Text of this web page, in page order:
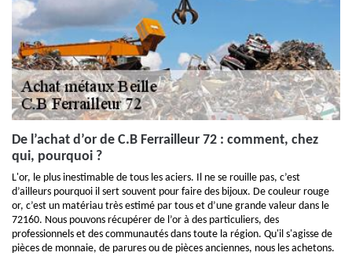
De l’achat d’or de C.B Ferrailleur 72 : comment, chez
qui, pourquoi ?
L'or, le plus inestimable de tous les aciers. Il ne se rouille pas, c’est
d’ailleurs pourquoi il sert souvent pour faire des bijoux. De couleur rouge
or, c’est un matériau très estimé par tous et d’une grande valeur dans le
72160. Nous pouvons récupérer de l’or à des particuliers, des
professionnels et des communautés dans toute la région. Qu'il s'agisse de
pièces de monnaie, de parures ou de pièces anciennes, nous les achetons.